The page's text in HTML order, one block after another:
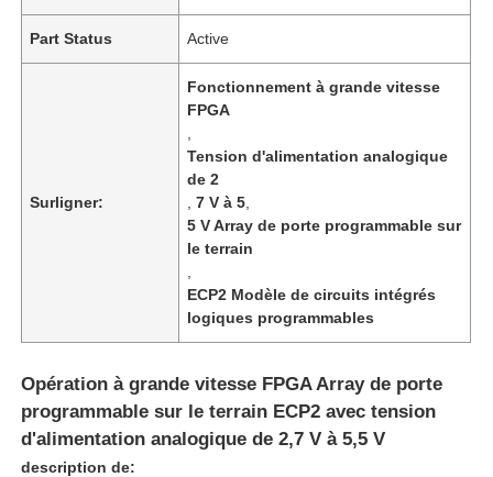
Part Status Active
Surligner:
Fonctionnement à grande vitesse
FPGA
Tension d'alimentation analogique
de 2
,7 V à 5
5 V Array de porte programmable sur
le terrain
ECP2 Modèle de circuits intégrés
logiques programmables
Opération à grande vitesse FPGA Array de porte
programmable sur le terrain ECP2 avec tension
d'alimentation analogique de 2,7 V à 5,5 V
description de: